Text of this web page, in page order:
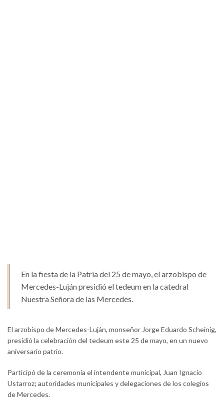
En la fiesta de la Patria del 25 de mayo, el arzobispo de
Mercedes-Luján presidió el tedeum en la catedral
Nuestra Señora de las Mercedes.
El arzobispo de Mercedes-Luján, monseñor Jorge Eduardo Scheinig,
presidió la celebración del tedeum este 25 de mayo, en un nuevo
aniversario patrio.
Participó de la ceremonia el intendente municipal, Juan Ignacio
Ustarroz; autoridades municipales y delegaciones de los colegios
de Mercedes.